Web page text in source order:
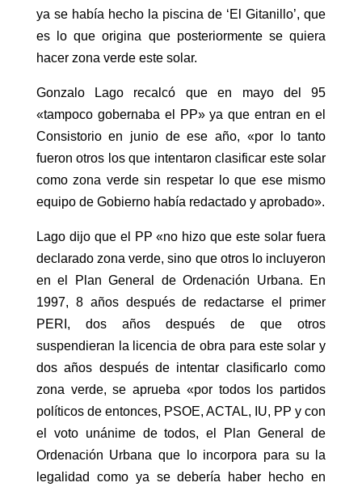
ya se había hecho la piscina de ‘El Gitanillo’, que
es lo que origina que posteriormente se quiera
hacer zona verde este solar.
Gonzalo Lago recalcó que en mayo del 95
«tampoco gobernaba el PP» ya que entran en el
Consistorio en junio de ese año, «por lo tanto
fueron otros los que intentaron clasificar este solar
como zona verde sin respetar lo que ese mismo
equipo de Gobierno había redactado y aprobado».
Lago dijo que el PP «no hizo que este solar fuera
declarado zona verde, sino que otros lo incluyeron
en el Plan General de Ordenación Urbana. En
1997, 8 años después de redactarse el primer
PERI, dos años después de que otros
suspendieran la licencia de obra para este solar y
dos años después de intentar clasificarlo como
zona verde, se aprueba «por todos los partidos
políticos de entonces, PSOE, ACTAL, IU, PP y con
el voto unánime de todos, el Plan General de
Ordenación Urbana que lo incorpora para su la
legalidad como ya se debería haber hecho en